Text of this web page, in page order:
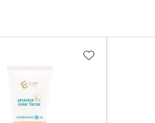
FAVORITOSADICIONAR